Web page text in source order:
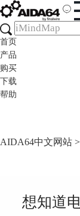
首页
产品
购买
下载
帮助
AIDA64中文网站 >
想知道